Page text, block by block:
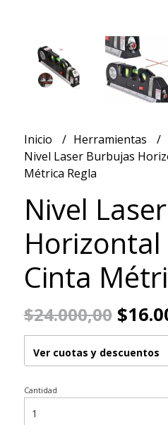
Inicio
Herramientas
Nivel Laser Burbujas
Métrica Regla
Nivel
Horizontal
Cinta
$24.000,00
Ver cuotas y descuentos
Cantidad